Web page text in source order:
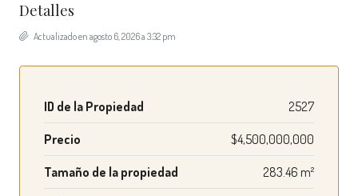
Detalles
Actualizado en agosto 6, 2026 a 3:32 pm
ID de la Propiedad 2527
Precio $4,500,000,000
Tamaño de la propiedad 283.46 m²